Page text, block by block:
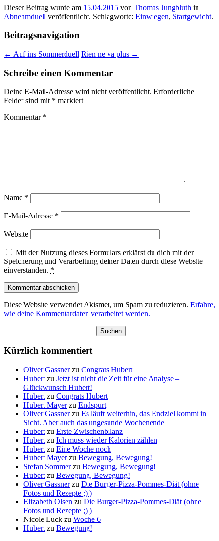
Dieser Beitrag wurde am 15.04.2015 von Thomas Jungbluth in
Abnehmduell veröffentlicht. Schlagworte: Einwiegen, Startgewicht.
Beitragsnavigation
← Auf ins Sommerduell Rien ne va plus →
Schreibe einen Kommentar
Deine E-Mail-Adresse wird nicht veröffentlicht. Erforderliche
Felder sind mit * markiert
Kommentar *
Name *
E-Mail-Adresse *
Website
Mit der Nutzung dieses Formulars erklärst du dich mit der
Speicherung und Verarbeitung deiner Daten durch diese Website
einverstanden. *
Diese Website verwendet Akismet, um Spam zu reduzieren. Erfahre,
wie deine Kommentardaten verarbeitet werden.
nach:
Kürzlich kommentiert
Oliver Gassnerzu Congrats Hubert
Hubert zu Jetzt ist nicht die Zeit für eine Analyse –
Glückwunsch Hubert!
Hubert zu Congrats Hubert
Hubert Mayerzu Endspurt
Oliver Gassnerzu Es läuft weiterhin, das Endziel kommt in
Sicht. Aber auch das ungesunde Wochenende
Hubert zu Erste Zwischenbilanz
Hubert zu Ich muss wieder Kalorien zählen
Hubert zu Eine Woche noch
Hubert Mayerzu Bewegung, Bewegung!
Stefan Sommerzu Bewegung, Bewegung!
Hubert zu Bewegung, Bewegung!
Oliver Gassnerzu Die Burger-Pizza-Pommes-Diät (ohne
Fotos und Rezepte ;) )
Elizabeth Olsen zu Die Burger-Pizza-Pommes-Diät (ohne
Fotos und Rezepte ;) )
Nicole Luck zu Woche 6
Hubert zu Bewegung!